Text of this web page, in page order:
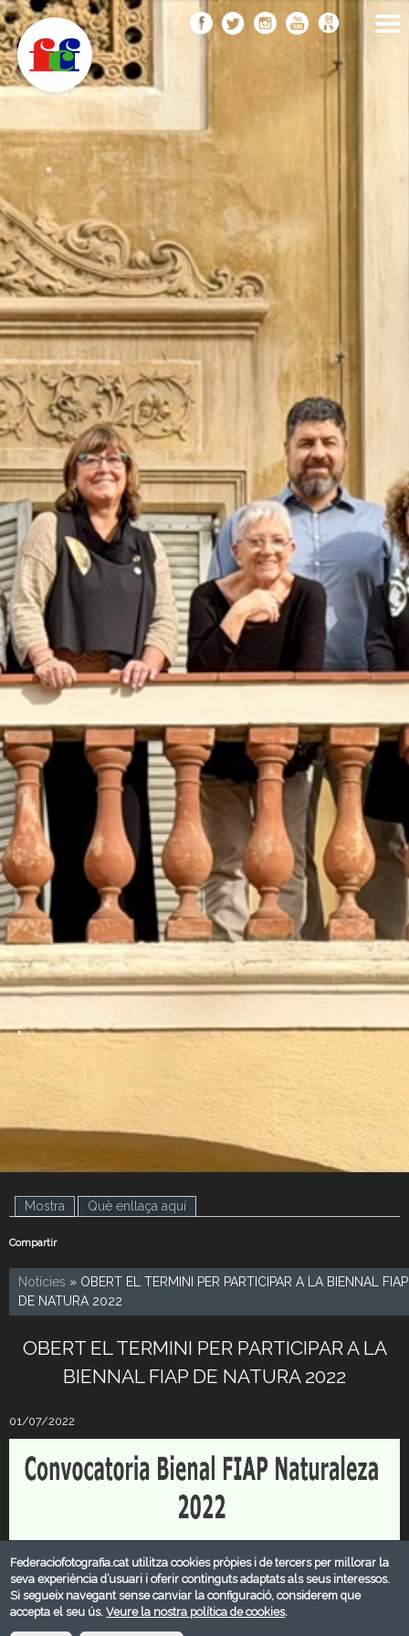
Vés
al
contingut
FEDERACIÓ CATALANA
DE FOTOGRAFIA
F
C
F
.
.
Mostra (pestanya activa)
Què enllaça aquí
Compartir
Notícies » OBERT EL TERMINI PER PARTICIPAR A LA BIENNAL FIAP
DE NATURA 2022
OBERT EL TERMINI PER PARTICIPAR A LA
BIENNAL FIAP DE NATURA 2022
01/07/2022
Federaciofotografia.cat utilitza cookies pròpies i de tercers per millorar la
seva experiència d’usuari i oferir continguts adaptats als seus interessos.
Si segueix navegant sense canviar la configuració, considerem que
accepta el seu ús.Veure la nostra política de cookies.